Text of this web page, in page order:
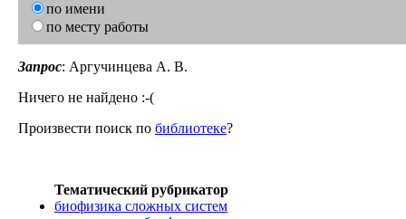
по имени
по месту работы
Запрос: Аргучинцева А. В.
Ничего не найдено :-(
Произвести поиск по библиотеке?
Тематический рубрикатор
биофизика сложных систем